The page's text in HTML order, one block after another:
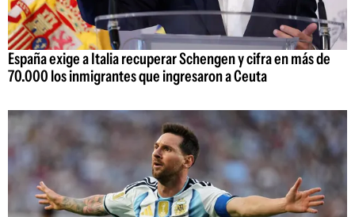
España exige a Italia recuperar Schengen y cifra en más de
70.000 los inmigrantes que ingresaron a Ceuta